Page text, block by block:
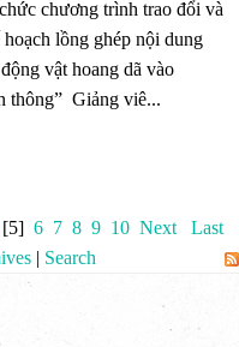
chương trình trao đổi và
lồng ghép nội dung
vật hoang dã vào
thông” Giảng viê...
[5] 6 7 8 9 10 Next
Last
| Search